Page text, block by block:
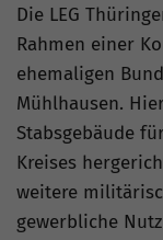
Die LEG
Rahmen einer
ehemaligen
Mühlhausen.
Stabsgebäude
Kreises
weitere
gewerbliche